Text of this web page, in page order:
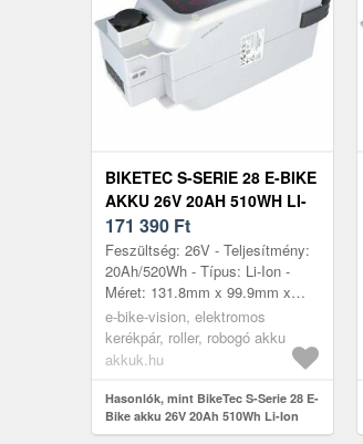
BIKETEC S-SERIE 28 E-BIKE
AKKU 26V 20AH 510WH LI-
ION
171 390 Ft
Feszültség: 26V - Teljesítmény:
20Ah/520Wh - Típus: Li-Ion -
Méret: 131.8mm x 99.9mm x
255mm - kompatibilis modellek:
Panasonic NKY190B02,
NKY210B2...
e-bike-vision, elektromos
kerékpár, roller, robogó akku
akkuk.hu
Hasonlók, mint BikeTec S-Serie 28 E-
Bike akku 26V 20Ah 510Wh Li-Ion